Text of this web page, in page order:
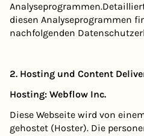
diesen Analyseprogrammen
nachfolgenden
2. Hosting und Content
Hosting: Webflow Inc.
Diese Webseite wird von
gehostet (Hoster). Die